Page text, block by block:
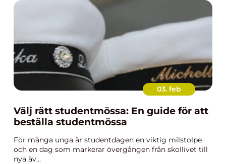
03. feb
Välj rätt studentmössa: En guide för att
beställa studentmössa
För många unga är studentdagen en viktig milstolpe
och en dag som markerar övergången från skollivet till
nya äv...